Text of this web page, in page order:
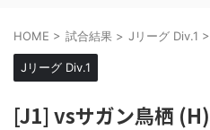
HOME > 試合結果 > Jリーグ Div.1 >
Jリーグ Div.1
[J1] vsサガン鳥栖